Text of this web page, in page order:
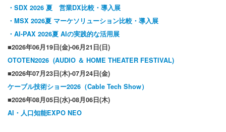
・SDX 2026 夏 営業DX比較・導入展
・MSX 2026夏 マーケソリューション比較・導入展
・AI-PAX 2026夏 AIの実践的な活用展
■2026年06月19日(金)-06月21日(日)
OTOTEN2026 (AUDIO ＆ HOME THEATER FESTIVAL)
■2026年07月23日(木)-07月24日(金)
ケーブル技術ショー2026（Cable Tech Show）
■2026年08月05日(水)-08月06日(木)
AI・人口知能EXPO NEO